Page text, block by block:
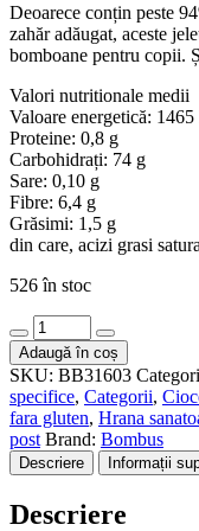
Deoarece conțin peste
zahăr adăugat, aceste
bomboane pentru copii.
Valori nutritionale medii
Valoare energetică:
Proteine: 0,8 g
Carbohidrați: 74 g
Sare: 0,10 g
Fibre: 6,4 g
Grăsimi: 1,5 g
din care, acizi grasi
526 în stoc
Cantitate
Jeleuri
de
fructe
cu
coacaze
negre,
35g
Adaugă în coș
SKU: BB31603
specifice, Categorii,
fara gluten, Hrana
post Brand: Bombus
Descriere Informații
Descriere